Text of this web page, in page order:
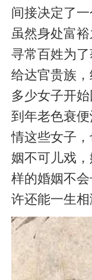
间接决定了
虽然身处富
寻常百姓为
给达官贵族
多少女子开
到年老色衰
情这些女子
姻不可儿戏
样的婚姻不
许还能一生相